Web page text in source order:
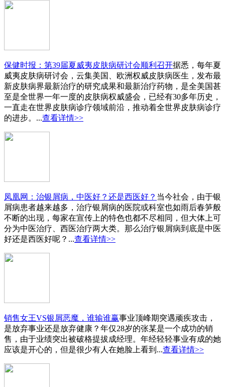
保健时报：第39届夏威夷皮肤病研讨会顺利召开据悉，每年夏
威夷皮肤病研讨会，云集美国、欧洲权威皮肤病医生，发布最
新皮肤病界最新治疗的研究成果和最新治疗药物，是全美国甚
至是全世界一年一度的皮肤病权威盛会，已经有30多年历史，
一直走在世界皮肤病诊疗领域前沿，推动着全世界皮肤病诊疗
的进步。...查看详情>>
凤凰网：治银屑病，中医好？还是西医好？ 当今社会，由于银
屑病患者越来越多，治疗银屑病的医院或科室也如雨后春笋般
不断的出现，每家在宣传上的特色也都不尽相同，但大体上可
分为中医治疗、西医治疗两大类。那么治疗银屑病到底是中医
好还是西医好呢？...查看详情>>
销售女王VS银屑恶魔，谁输谁赢事业顶峰期突遇顽疾攻击，
是放弃事业还是放弃健康？年仅28岁的张某是一个成功的销
售，由于业绩突出被破格提拔成经理。年经轻轻事业有成的她
应该是开心的，但是很少有人在她脸上看到...查看详情>>